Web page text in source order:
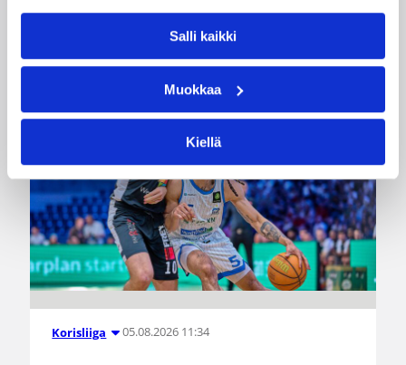
Salli kaikki
Muokkaa
Kiellä
Korisliiga 05.08.2026 11:34